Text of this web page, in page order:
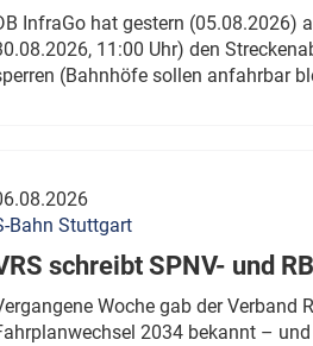
ETCS
InfraGo hat gestern (05.08.2026)
11:00 Uhr) den
(Bahnhöfe sollen anfahrbar
Bahn Stuttgart
schreibt SPNV- und
Woche gab der Verband
2034 bekannt –